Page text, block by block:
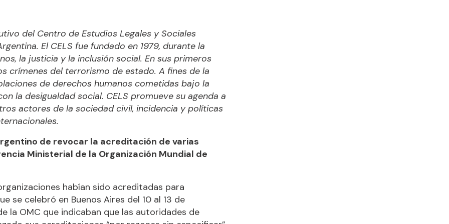
del Centro de Estudios Legales y Sociales
El CELS fue fundado en 1979, durante la
la justicia y la inclusión social. En sus primeros
crímenes del terrorismo de estado. A fines de la
de derechos humanos cometidas bajo la
la desigualdad social. CELS promueve su agenda a
actores de la sociedad civil, incidencia y políticas
de revocar la acreditación de varias
Ministerial de la Organización Mundial de
habían sido acreditadas para
se celebró en Buenos Aires del 10 al 13 de
la OMC que indicaban que las autoridades de